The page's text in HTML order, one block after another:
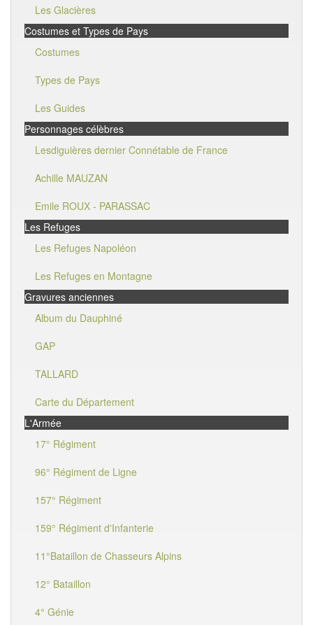
Les Glacières
Costumes et Types de Pays
Costumes
Types de Pays
Les Guides
Personnages célèbres
Lesdiguières dernier Connétable de France
Achille MAUZAN
Emile ROUX - PARASSAC
Les Refuges
Les Refuges Napoléon
Les Refuges en Montagne
Gravures anciennes
Album du Dauphiné
GAP
TALLARD
Carte du Département
L'Armée
17° Régiment
96° Régiment de Ligne
157° Régiment
159° Régiment d'Infanterie
11°Bataillon de Chasseurs Alpins
12° Bataillon
4° Génie